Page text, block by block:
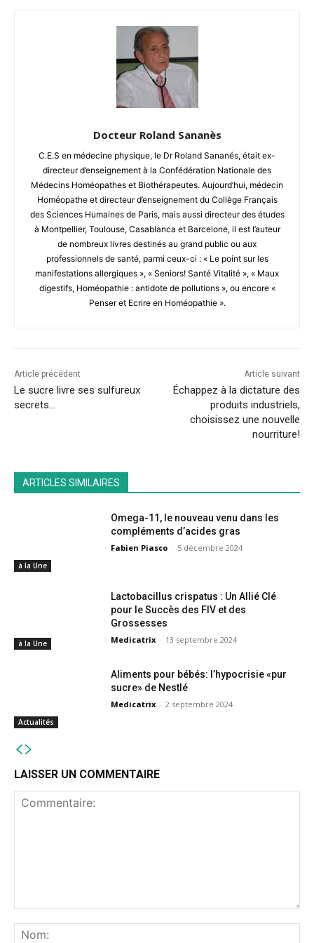
Docteur Roland Sananès
C.E.S en médecine physique, le Dr Roland Sananés, était ex-
directeur d’enseignement à la Confédération Nationale des
Médecins Homéopathes et Biothérapeutes. Aujourd’hui, médecin
Homéopathe et directeur d’enseignement du Collège Français
des Sciences Humaines de Paris, mais aussi directeur des études
à Montpellier, Toulouse, Casablanca et Barcelone, il est l’auteur
de nombreux livres destinés au grand public ou aux
professionnels de santé, parmi ceux-ci : « Le point sur les
manifestations allergiques », « Seniors! Santé Vitalité », « Maux
digestifs, Homéopathie : antidote de pollutions », ou encore «
Penser et Ecrire en Homéopathie ».
Article précédent
Le sucre livre ses sulfureux
secrets…
Article suivant
Échappez à la dictature des
produits industriels,
choisissez une nouvelle
nourriture!
ARTICLES SIMILAIRES
à la Une
Omega-11, le nouveau venu dans les
compléments d’acides gras
Fabien Piasco - 5 décembre 2024
à la Une
Lactobacillus crispatus : Un Allié Clé
pour le Succès des FIV et des
Grossesses
Medicatrix - 13 septembre 2024
Actualités
Aliments pour bébés: l’hypocrisie «pur
sucre» de Nestlé
Medicatrix - 2 septembre 2024
LAISSER UN COMMENTAIRE